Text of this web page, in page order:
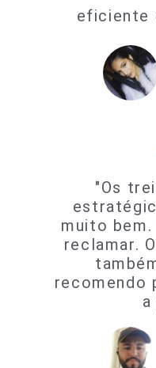
eficiente
"Os
muito
reclamar.
recomendo
a